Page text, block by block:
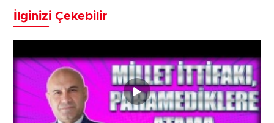
İlginizi Çekebilir